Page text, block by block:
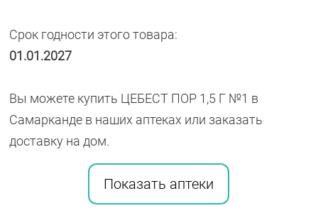
Срок годности этого товара:
01.01.2027
Вы можете купить ЦЕБЕСТ ПОР 1,5 Г №1 в
Самарканде в наших аптеках или заказать
доставку на дом.
Показать аптеки